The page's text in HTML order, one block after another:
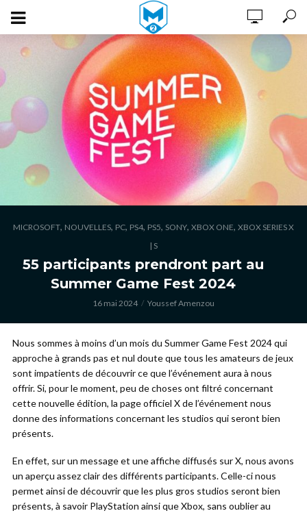
MICROSOFT, NOUVELLES, PC, PS4, PS5, SONY, XBOX ONE, XBOX SERIES X
| S
55 participants prendront part au
Summer Game Fest 2024
16 mai 2024 Youssef Amenzou
Nous sommes à moins d’un mois du Summer Game Fest 2024 qui
approche à grands pas et nul doute que tous les amateurs de jeux
sont impatients de découvrir ce que l’événement aura à nous
offrir. Si, pour le moment, peu de choses ont filtré concernant
cette nouvelle édition, la page officiel X de l’événement nous
donne des informations concernant les studios qui seront bien
présents.
En effet, sur un message et une affiche diffusés sur X, nous avons
un aperçu assez clair des différents participants. Celle-ci nous
permet ainsi de découvrir que les plus gros studios seront bien
présents, à savoir PlayStation ainsi que Xbox, sans oublier au